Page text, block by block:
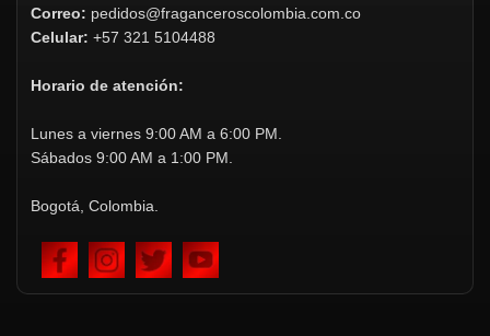
Correo: pedidos@fraganceroscolombia.com.co
Celular: +57 321 5104488
Horario de atención:
Lunes a viernes 9:00 AM a 6:00 PM.
Sábados 9:00 AM a 1:00 PM.
Bogotá, Colombia.